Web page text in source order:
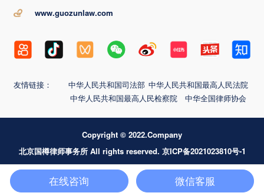
www.guozunlaw.com
友情链接： 中华人民共和国司法部 中华人民共和国最高人民法院
中华人民共和国最高人民检察院
中华全国律师协会
Copyright © 2022.Company
北京国樽律师事务所 All rights reserved. 京ICP备2021023810号-1
在线咨询 微信客服